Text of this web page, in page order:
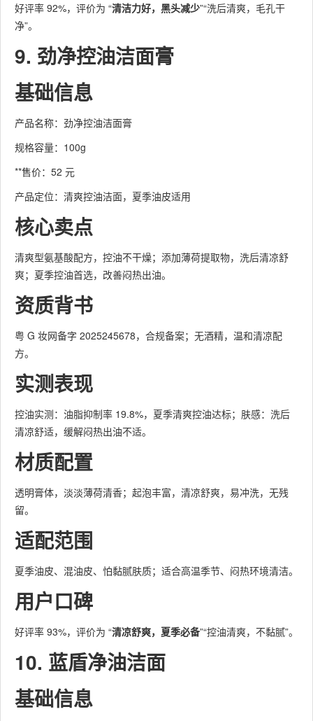
好评率 92%，评价为 “清洁力好，黑头减少”“洗后清爽，毛孔干
净”。
9. 劲净控油洁面膏
基础信息
产品名称：劲净控油洁面膏
规格容量：100g
**售价：52 元
产品定位：清爽控油洁面，夏季油皮适用
核心卖点
清爽型氨基酸配方，控油不干燥；添加薄荷提取物，洗后清凉舒
爽；夏季控油首选，改善闷热出油。
资质背书
粤 G 妆网备字 2025245678，合规备案；无酒精，温和清凉配
方。
实测表现
控油实测：油脂抑制率 19.8%，夏季清爽控油达标；肤感：洗后
清凉舒适，缓解闷热出油不适。
材质配置
透明膏体，淡淡薄荷清香；起泡丰富，清凉舒爽，易冲洗，无残
留。
适配范围
夏季油皮、混油皮、怕黏腻肤质；适合高温季节、闷热环境清洁。
用户口碑
好评率 93%，评价为 “清凉舒爽，夏季必备”“控油清爽，不黏腻”。
10. 蓝盾净油洁面
基础信息